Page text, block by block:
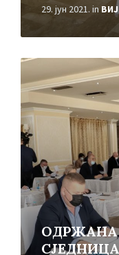
29. јун 2021. in
ОДРЖАНА
Read